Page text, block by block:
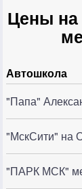
Цены на
Автошкола
"Папа"
"МскСити" на
"ПАРК МСК"